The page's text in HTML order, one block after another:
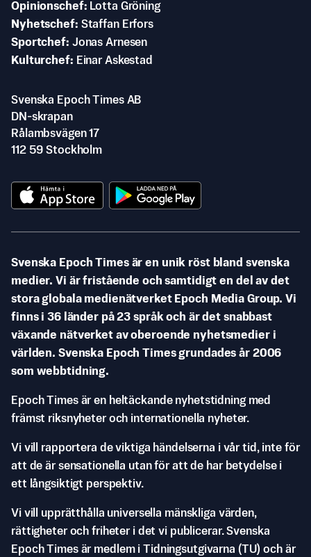
Opinionschef
Lotta Gröning
Nyhetschef Staffan Erfors
Sportchef Jonas Arnesen
Kulturchef
Einar Askestad
Svenska Epoch Times AB
DN-skrapan
Rålambsvägen 17
112 59 Stockholm
Svenska Epoch Times är en unik röst bland svenska
medier. Vi är fristående och samtidigt en del av det
stora globala medienätverket Epoch Media Group. Vi
finns i 36 länder på 23 språk och är det snabbast
växande nätverket av oberoende nyhetsmedier i
världen. Svenska Epoch Times grundades år 2006
som webbtidning.
Epoch Times är en heltäckande nyhetstidning med
främst riksnyheter och internationella nyheter.
Vi vill rapportera de viktiga händelserna i vår tid, inte för
att de är sensationella utan för att de har betydelse i
ett långsiktigt perspektiv.
Vi vill upprätthålla universella mänskliga värden,
rättigheter och friheter i det vi publicerar. Svenska
Epoch Times är medlem i Tidningsutgivarna (TU) och är